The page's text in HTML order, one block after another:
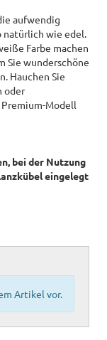
aufwendig
wie edel.
Farbe machen
Sie wunderschöne
Hauchen Sie
oder
Modell
bei der Nutzung
eingelegt
Artikel vor.